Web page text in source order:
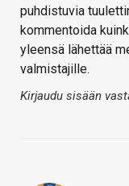
puhdistuvia
kommentoida
yleensä lähettää
valmistajille.
Kirjaudu sisään